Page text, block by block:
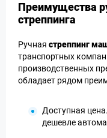
Преимущества
стреппинга
Ручная стреппинг
транспортных
производственных
обладает рядом
Доступная
дешевле